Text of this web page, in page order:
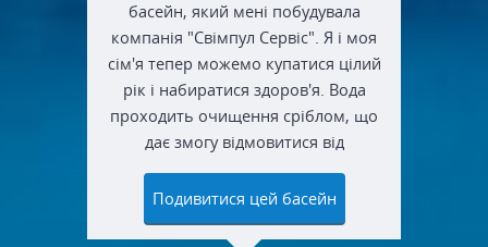
басейн, який мені побудувала
компанія "Свімпул Сервіс". Я і моя
сім'я тепер можемо купатися цілий
рік і набиратися здоров'я. Вода
проходить очищення сріблом, що
дає змогу відмовитися від
використання хлору. Велике спасибі
за вашу роботу.
Подивитися цей басейн